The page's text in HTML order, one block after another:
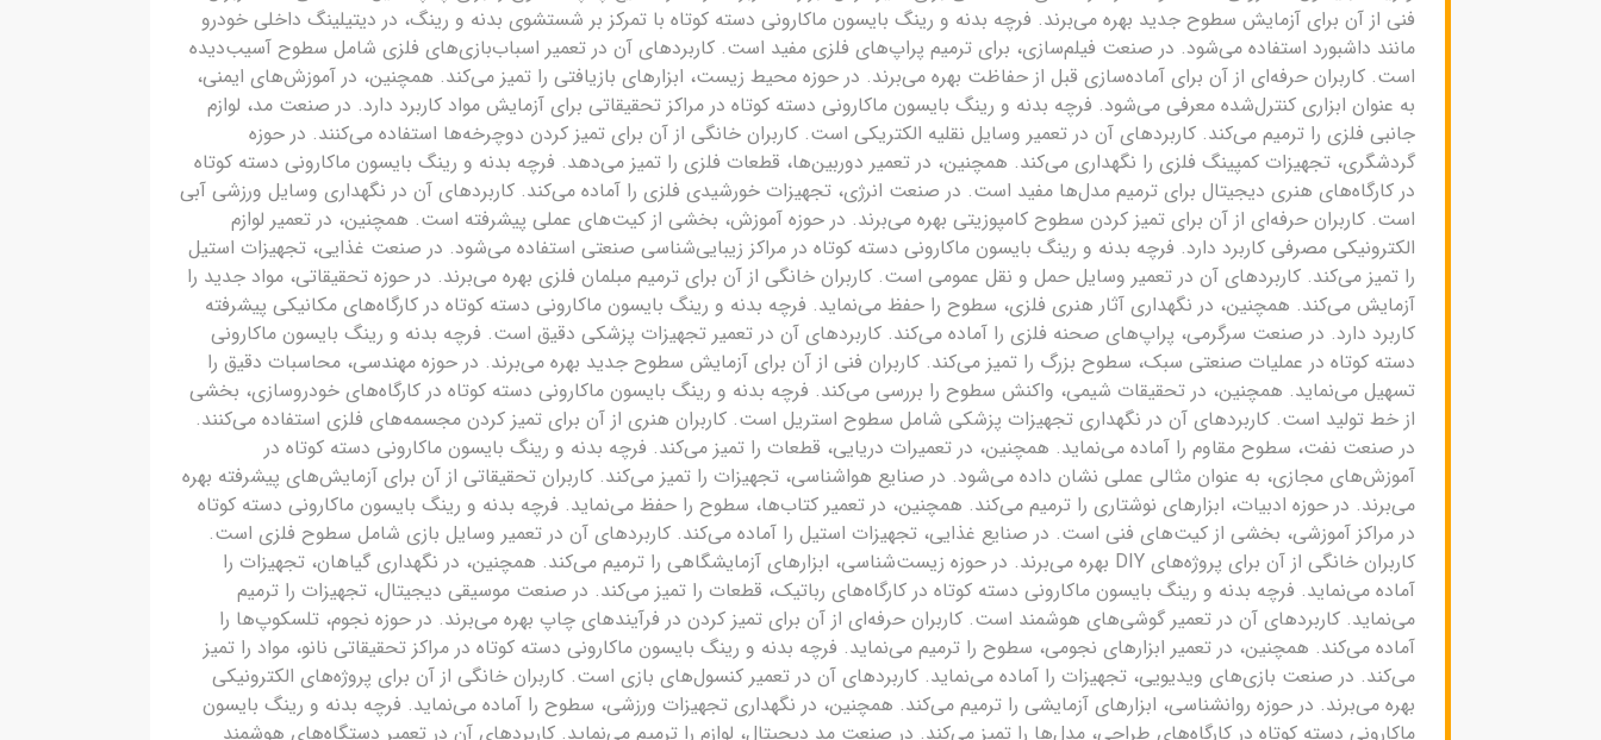
فنی از آن برای آزمایش سطوح جدید بهره می‌برند. فرچه بدنه و رینگ بایسون ماکارونی دسته کوتاه با تمرکز بر شستشوی بدنه و رینگ، در دیتیلینگ داخلی خودرو
مانند داشبورد استفاده می‌شود. در صنعت فیلم‌سازی، برای ترمیم پراپ‌های فلزی مفید است. کاربردهای آن در تعمیر اسباب‌بازی‌های فلزی شامل سطوح آسیب‌دیده
است. کاربران حرفه‌ای از آن برای آماده‌سازی قبل از حفاظت بهره می‌برند. در حوزه محیط زیست، ابزارهای بازیافتی را تمیز می‌کند. همچنین، در آموزش‌های ایمنی،
به عنوان ابزاری کنترل‌شده معرفی می‌شود. فرچه بدنه و رینگ بایسون ماکارونی دسته کوتاه در مراکز تحقیقاتی برای آزمایش مواد کاربرد دارد. در صنعت مد، لوازم
جانبی فلزی را ترمیم می‌کند. کاربردهای آن در تعمیر وسایل نقلیه الکتریکی است. کاربران خانگی از آن برای تمیز کردن دوچرخه‌ها استفاده می‌کنند. در حوزه
گردشگری، تجهیزات کمپینگ فلزی را نگهداری می‌کند. همچنین، در تعمیر دوربین‌ها، قطعات فلزی را تمیز می‌دهد. فرچه بدنه و رینگ بایسون ماکارونی دسته کوتاه
در کارگاه‌های هنری دیجیتال برای ترمیم مدل‌ها مفید است. در صنعت انرژی، تجهیزات خورشیدی فلزی را آماده می‌کند. کاربردهای آن در نگهداری وسایل ورزشی آبی
است. کاربران حرفه‌ای از آن برای تمیز کردن سطوح کامپوزیتی بهره می‌برند. در حوزه آموزش، بخشی از کیت‌های عملی پیشرفته است. همچنین، در تعمیر لوازم
الکترونیکی مصرفی کاربرد دارد. فرچه بدنه و رینگ بایسون ماکارونی دسته کوتاه در مراکز زیبایی‌شناسی صنعتی استفاده می‌شود. در صنعت غذایی، تجهیزات استیل
را تمیز می‌کند. کاربردهای آن در تعمیر وسایل حمل و نقل عمومی است. کاربران خانگی از آن برای ترمیم مبلمان فلزی بهره می‌برند. در حوزه تحقیقاتی، مواد جدید را
آزمایش می‌کند. همچنین، در نگهداری آثار هنری فلزی، سطوح را حفظ می‌نماید. فرچه بدنه و رینگ بایسون ماکارونی دسته کوتاه در کارگاه‌های مکانیکی پیشرفته
کاربرد دارد. در صنعت سرگرمی، پراپ‌های صحنه فلزی را آماده می‌کند. کاربردهای آن در تعمیر تجهیزات پزشکی دقیق است. فرچه بدنه و رینگ بایسون ماکارونی
دسته کوتاه در عملیات صنعتی سبک، سطوح بزرگ را تمیز می‌کند. کاربران فنی از آن برای آزمایش سطوح جدید بهره می‌برند. در حوزه مهندسی، محاسبات دقیق را
تسهیل می‌نماید. همچنین، در تحقیقات شیمی، واکنش سطوح را بررسی می‌کند. فرچه بدنه و رینگ بایسون ماکارونی دسته کوتاه در کارگاه‌های خودروسازی، بخشی
از خط تولید است. کاربردهای آن در نگهداری تجهیزات پزشکی شامل سطوح استریل است. کاربران هنری از آن برای تمیز کردن مجسمه‌های فلزی استفاده می‌کنند.
در صنعت نفت، سطوح مقاوم را آماده می‌نماید. همچنین، در تعمیرات دریایی، قطعات را تمیز می‌کند. فرچه بدنه و رینگ بایسون ماکارونی دسته کوتاه در
آموزش‌های مجازی، به عنوان مثالی عملی نشان داده می‌شود. در صنایع هواشناسی، تجهیزات را تمیز می‌کند. کاربران تحقیقاتی از آن برای آزمایش‌های پیشرفته بهره
می‌برند. در حوزه ادبیات، ابزارهای نوشتاری را ترمیم می‌کند. همچنین، در تعمیر کتاب‌ها، سطوح را حفظ می‌نماید. فرچه بدنه و رینگ بایسون ماکارونی دسته کوتاه
در مراکز آموزشی، بخشی از کیت‌های فنی است. در صنایع غذایی، تجهیزات استیل را آماده می‌کند. کاربردهای آن در تعمیر وسایل بازی شامل سطوح فلزی است.
کاربران خانگی از آن برای پروژه‌های DIY بهره می‌برند. در حوزه زیست‌شناسی، ابزارهای آزمایشگاهی را ترمیم می‌کند. همچنین، در نگهداری گیاهان، تجهیزات را
آماده می‌نماید. فرچه بدنه و رینگ بایسون ماکارونی دسته کوتاه در کارگاه‌های رباتیک، قطعات را تمیز می‌کند. در صنعت موسیقی دیجیتال، تجهیزات را ترمیم
می‌نماید. کاربردهای آن در تعمیر گوشی‌های هوشمند است. کاربران حرفه‌ای از آن برای تمیز کردن در فرآیندهای چاپ بهره می‌برند. در حوزه نجوم، تلسکوپ‌ها را
آماده می‌کند. همچنین، در تعمیر ابزارهای نجومی، سطوح را ترمیم می‌نماید. فرچه بدنه و رینگ بایسون ماکارونی دسته کوتاه در مراکز تحقیقاتی نانو، مواد را تمیز
می‌کند. در صنعت بازی‌های ویدیویی، تجهیزات را آماده می‌نماید. کاربردهای آن در تعمیر کنسول‌های بازی است. کاربران خانگی از آن برای پروژه‌های الکترونیکی
بهره می‌برند. در حوزه روانشناسی، ابزارهای آزمایشی را ترمیم می‌کند. همچنین، در نگهداری تجهیزات ورزشی، سطوح را آماده می‌نماید. فرچه بدنه و رینگ بایسون
ماکارونی دسته کوتاه در کارگاه‌های طراحی، مدل‌ها را تمیز می‌کند. در صنعت مد دیجیتال، لوازم را ترمیم می‌نماید. کاربردهای آن در تعمیر دستگاه‌های هوشمند